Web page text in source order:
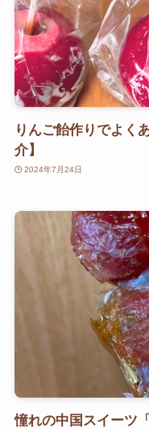
りんご飴作りでよく
介】
2024年7月24日
憧れの中国スイーツ